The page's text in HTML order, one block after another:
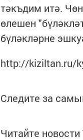
тәкъдим итә.
өлешен
бүләкләрне
http://kiziltan.ru/
Следите за
Читайте